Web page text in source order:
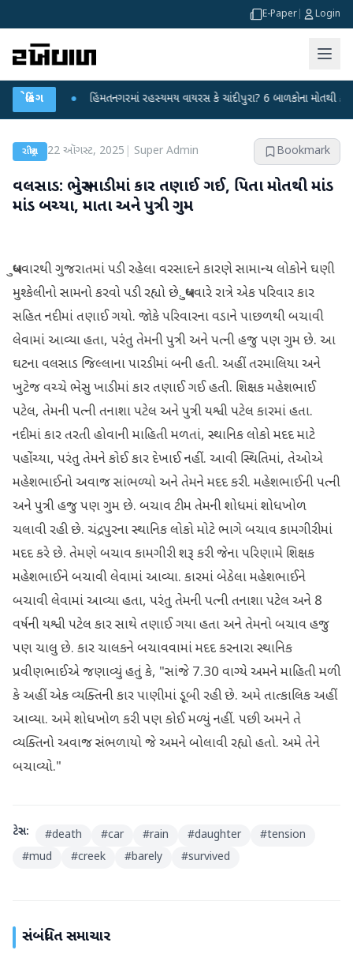
E-Paper Login
બ્રેકિંગ
● હિંમતનગરમાં રહસ્યમય વાયરસ કે ચાંદીપુરા? 6 બાળકોના મોતથી ફફડાટ ●
રાષ્ટ્રીય 22 ઑગસ્ટ, 2025 Super Admin Bookmark
વલસાડ: ભેસુ ખાડીમાં કાર તણાઈ ગઈ, પિતા મોતથી માંડ
માંડ બચ્યા, માતા અને પુત્રી ગુમ
બુધવારથી ગુજરાતમાં પડી રહેલા વરસાદને કારણે સામાન્ય લોકોને ઘણી
મુશ્કેલીનો સામનો કરવો પડી રહ્યો છે. બુધવારે રાત્રે એક પરિવાર કાર
સહિત નદીમાં તણાઈ ગયો. જોકે પરિવારના વડાને પાછળથી બચાવી
લેવામાં આવ્યા હતા, પરંતુ તેમની પુત્રી અને પત્ની હજુ પણ ગુમ છે. આ
ઘટના વલસાડ જિલ્લાના પારડીમાં બની હતી. અહીં તરમાલિયા અને
ખુટેજ વચ્ચે ભેસુ ખાડીમાં કાર તણાઈ ગઈ હતી. શિક્ષક મહેશભાઈ
પટેલ, તેમની પત્ની તનાશા પટેલ અને પુત્રી યશ્વી પટેલ કારમાં હતા.
નદીમાં કાર તરતી હોવાની માહિતી મળતાં, સ્થાનિક લોકો મદદ માટે
પહોંચ્યા, પરંતુ તેમને કોઈ કાર દેખાઈ નહીં. આવી સ્થિતિમાં, તેઓએ
મહેશભાઈનો અવાજ સાંભળ્યો અને તેમને મદદ કરી. મહેશભાઈની પત્ની
અને પુત્રી હજુ પણ ગુમ છે. બચાવ ટીમ તેમની શોધમાં શોધખોળ
ચલાવી રહી છે. ચંદ્રપુરના સ્થાનિક લોકો મોટે ભાગે બચાવ કામગીરીમાં
મદદ કરે છે. તેમણે બચાવ કામગીરી શરૂ કરી જેના પરિણામે શિક્ષક
મહેશભાઈને બચાવી લેવામાં આવ્યા. કારમાં બેઠેલા મહેશભાઈને
બચાવી લેવામાં આવ્યા હતા, પરંતુ તેમની પત્ની તનાશા પટેલ અને 8
વર્ષની યશ્વી પટેલ કાર સાથે તણાઈ ગયા હતા અને તેમનો બચાવ હજુ
પણ ચાલુ છે. કાર ચાલકને બચાવવામાં મદદ કરનારા સ્થાનિક
પ્રવીણભાઈએ જણાવ્યું હતું કે, "સાંજે 7.30 વાગ્યે અમને માહિતી મળી
કે અહીં એક વ્યક્તિની કાર પાણીમાં ડૂબી રહી છે. અમે તાત્કાલિક અહીં
આવ્યા. અમે શોધખોળ કરી પણ કોઈ મળ્યું નહીં. પછી અમને તે
વ્યક્તિનો અવાજ સંભળાયો જે અમને બોલાવી રહ્યો હતો. અમે તેને
બચાવ્યો."
ટેગ્સ: #death #car #rain #daughter #tension
#mud #creek #barely #survived
સંબંધિત સમાચાર